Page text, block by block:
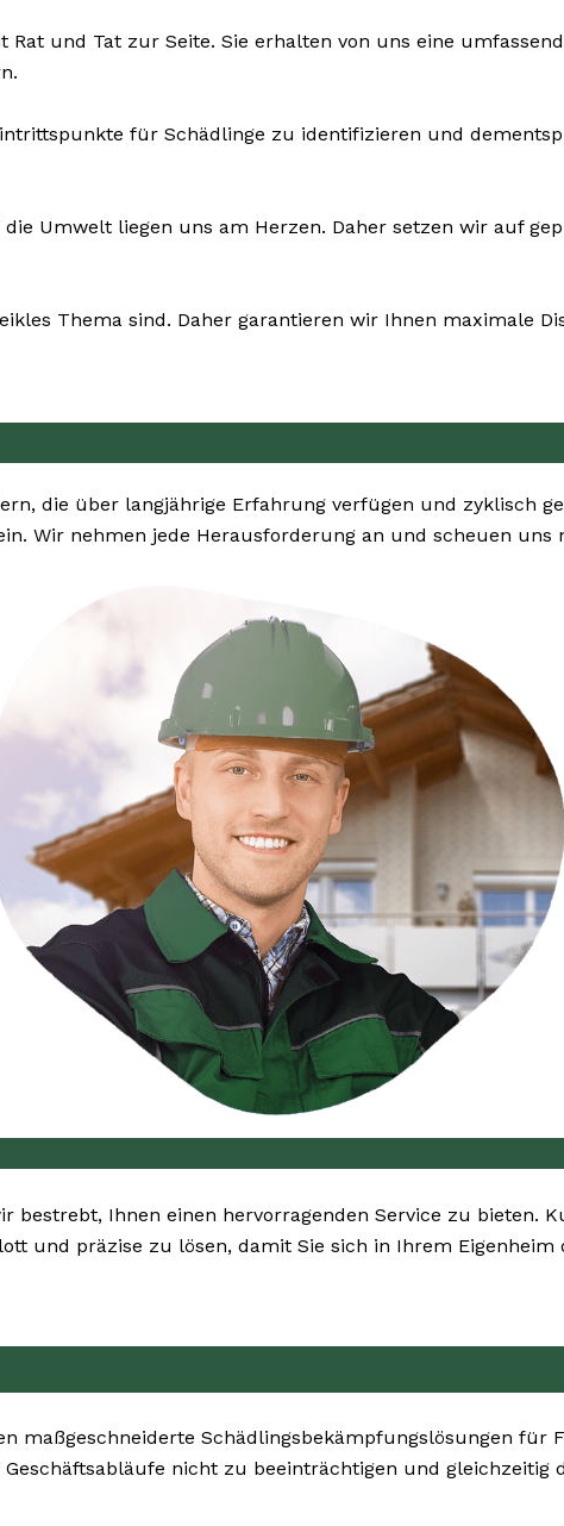
Rat und Tat zur Seite. Sie erhalten von uns eine
für Schädlinge zu identifizieren und
Umwelt liegen uns am Herzen. Daher setzen wir auf
Thema sind. Daher garantieren wir Ihnen maximale
die über langjährige Erfahrung verfügen und zyklisch
Wir nehmen jede Herausforderung an und scheuen uns
bestrebt, Ihnen einen hervorragenden Service zu bieten.
und präzise zu lösen, damit Sie sich in Ihrem
maßgeschneiderte Schädlingsbekämpfungslösungen für
nicht zu beeinträchtigen und gleichzeitig